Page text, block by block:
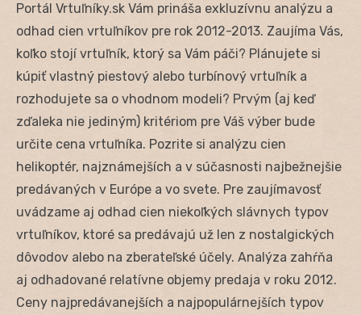
Portál Vrtuľníky.sk Vám prináša exkluzívnu analýzu a
odhad cien vrtuľníkov pre rok 2012-2013. Zaujíma Vás,
koľko stojí vrtuľník, ktorý sa Vám páči? Plánujete si
kúpiť vlastný piestový alebo turbínový vrtuľník a
rozhodujete sa o vhodnom modeli? Prvým (aj keď
zďaleka nie jediným) kritériom pre Váš výber bude
určite cena vrtuľníka. Pozrite si analýzu cien
helikoptér, najznámejších a v súčasnosti najbežnejšie
predávaných v Európe a vo svete. Pre zaujímavosť
uvádzame aj odhad cien niekoľkých slávnych typov
vrtuľníkov, ktoré sa predávajú už len z nostalgických
dôvodov alebo na zberateľské účely. Analýza zahŕňa
aj odhadované relatívne objemy predaja v roku 2012.
Ceny najpredávanejších a najpopulárnejších typov